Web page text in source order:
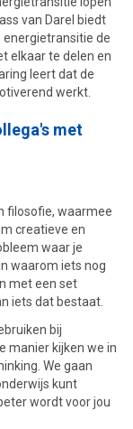
van Darel biedt
de
elkaar te delen en
leert dat de
werkt.
met
filosofie, waarmee
creatieve en
waar je
waarom iets nog
met een set
iets dat bestaat.
bij
manier kijken we in
We gaan
kunt
wordt voor jou